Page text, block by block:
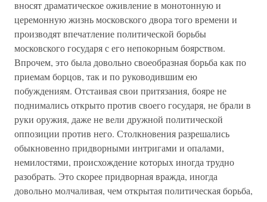
вносят драматическое оживление в монотонную и
церемонную жизнь московского двора того времени и
производят впечатление политической борьбы
московского государя с его непокорным боярством.
Впрочем, это была довольно своеобразная борьба как по
приемам борцов, так и по руководившим ею
побуждениям. Отстаивая свои притязания, бояре не
поднимались открыто против своего государя, не брали в
руки оружия, даже не вели дружной политической
оппозиции против него. Столкновения разрешались
обыкновенно придворными интригами и опалами,
немилостями, происхождение которых иногда трудно
разобрать. Это скорее придворная вражда, иногда
довольно молчаливая, чем открытая политическая борьба,